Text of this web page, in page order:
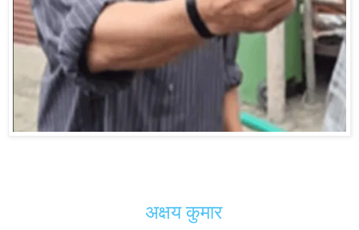
अक्षय कुमारने हाल ही में एक